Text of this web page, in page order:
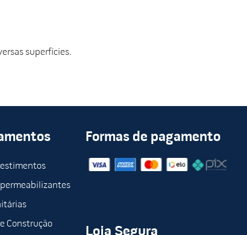
superfícies.
Construção
Formas de pagamento
Loja Segura